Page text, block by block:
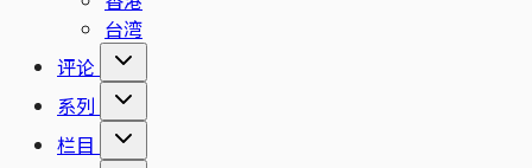
台湾
评论
系列
栏目